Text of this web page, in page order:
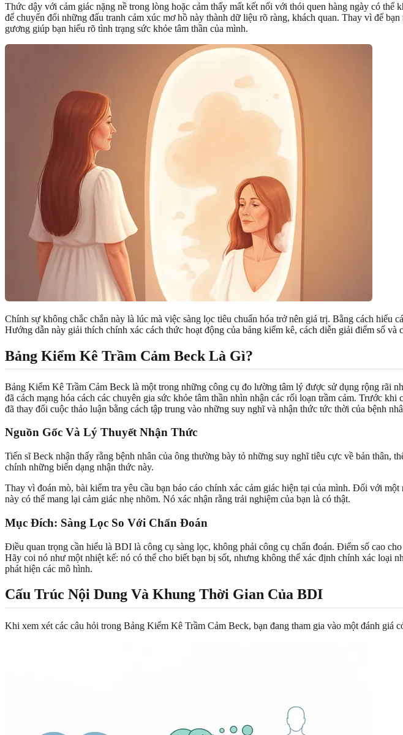
Thức dậy với cảm giác nặng nề trong lòng hoặc cảm thấy mất kết nối với thói quen hàng ngày có
để chuyển đổi những đấu tranh cảm xúc mơ hồ này thành dữ liệu rõ ràng, khách quan. Thay vì để
gương giúp bạn hiểu rõ tình trạng sức khỏe tâm thần của mình.
Chính sự không chắc chắn này là lúc mà việc sàng lọc tiêu chuẩn hóa trở nên giá trị. Bằng cách
Hướng dẫn này giải thích chính xác cách thức hoạt động của bảng kiểm kê, cách diễn giải điểm số và
Bảng Kiểm Kê Trầm Cảm Beck Là Gì?
Bảng Kiểm Kê Trầm Cảm Beck là một trong những công cụ đo lường tâm lý được sử dụng rộng rãi
đã cách mạng hóa cách các chuyên gia sức khỏe tâm thần nhìn nhận các rối loạn trầm cảm. Trước
đã thay đổi cuộc thảo luận bằng cách tập trung vào những suy nghĩ và nhận thức tức thời của bệnh
Nguồn Gốc Và Lý Thuyết Nhận Thức
Tiến sĩ Beck nhận thấy rằng bệnh nhân của ông thường bày tỏ những suy nghĩ tiêu cực về bản
chính những biến dạng nhận thức này.
Thay vì đoán mò, bài kiểm tra yêu cầu bạn báo cáo chính xác cảm giác hiện tại của mình. Đối với
này có thể mang lại cảm giác nhẹ nhõm. Nó xác nhận rằng trải nghiệm của bạn là có thật.
Mục Đích: Sàng Lọc So Với Chẩn Đoán
Điều quan trọng cần hiểu là BDI là công cụ sàng lọc, không phải công cụ chẩn đoán. Điểm số cao
Hãy coi nó như một nhiệt kế: nó có thể cho biết bạn bị sốt, nhưng không thể xác định chính xác loại
phát hiện các mô hình.
Cấu Trúc Nội Dung Và Khung Thời Gian Của BDI
Khi xem xét các câu hỏi trong Bảng Kiểm Kê Trầm Cảm Beck, bạn đang tham gia vào một đánh giá